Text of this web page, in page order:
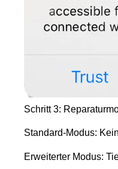
Schritt 3:
Standard-Modus:
Erweiterter Modus: